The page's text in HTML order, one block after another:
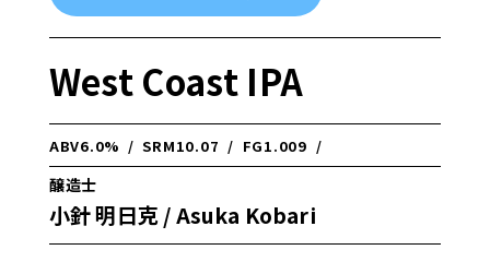
West Coast IPA
ABV6.0% / SRM10.07 / FG1.009 /
醸造士
小針 明日克 / Asuka Kobari